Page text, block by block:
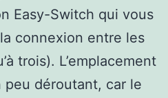
Easy-Switch qui vous
connexion entre les
trois). L’emplacement
déroutant, car le